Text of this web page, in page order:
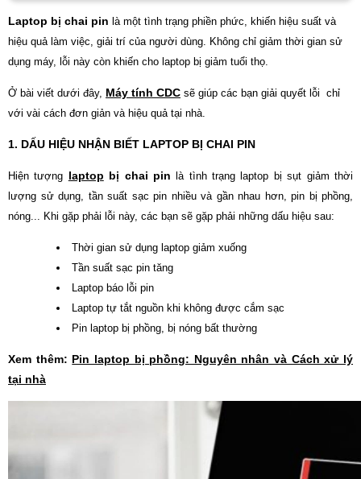
Laptop bị chai pin là một tình trạng phiền phức, khiến hiệu suất và
hiệu quả làm việc, giải trí của người dùng. Không chỉ giảm thời gian sử
dụng máy, lỗi này còn khiến cho laptop bị giảm tuổi thọ.
Ở bài viết dưới đây, Máy tính CDC sẽ giúp các bạn giải quyết lỗi chỉ
với vài cách đơn giản và hiệu quả tại nhà.
1. DẤU HIỆU NHẬN BIẾT LAPTOP BỊ CHAI PIN
Hiện tượng laptop bị chai pin là tình trạng laptop bị sụt giảm thời
lượng sử dụng, tần suất sạc pin nhiều và gần nhau hơn, pin bị phồng,
nóng... Khi gặp phải lỗi này, các bạn sẽ gặp phải những dấu hiệu sau:
Thời gian sử dụng laptop giảm xuống
Tần suất sạc pin tăng
Laptop báo lỗi pin
Laptop tự tắt nguồn khi không được cắm sạc
Pin laptop bị phồng, bị nóng bất thường
Xem thêm: Pin laptop bị phồng: Nguyên nhân và Cách xử lý
tại nhà